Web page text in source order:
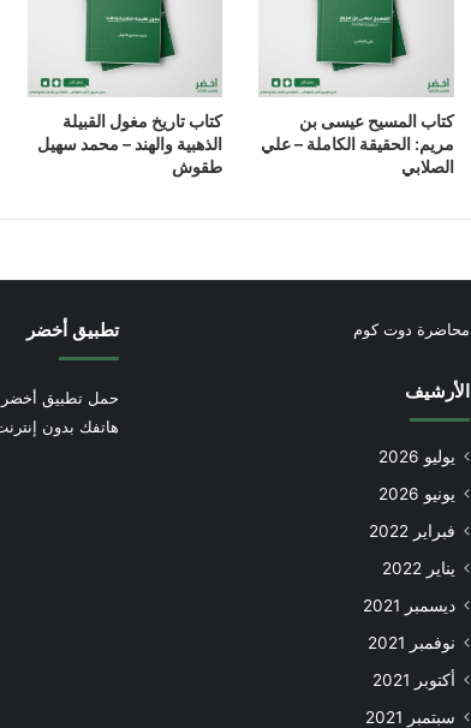
كتاب المسيح عيسى بن
مريم: الحقيقة الكاملة – علي
الصلابي
كتاب تاريخ مغول القبيلة
الذهبية والهند – محمد سهيل
طقوش
محاضرة دوت كوم
الأرشيف
يوليو 2026
يونيو 2026
فبراير 2022
يناير 2022
ديسمبر 2021
نوفمبر 2021
أكتوبر 2021
سبتمبر 2021
تطبيق أخضر
حمل تطبيق
هاتفك بدون